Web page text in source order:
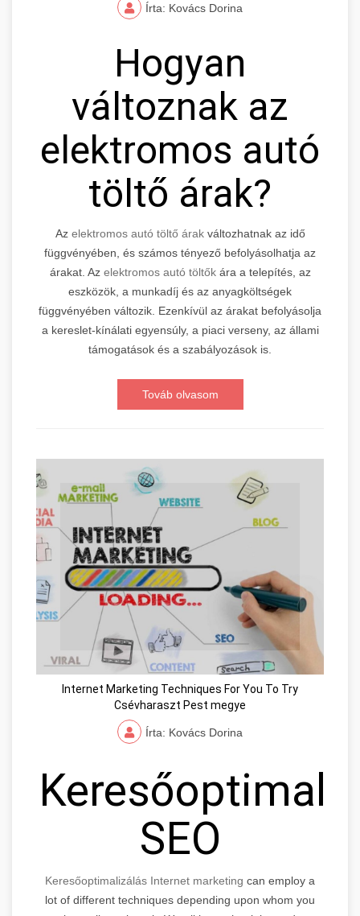
Írta: Kovács Dorina
Hogyan
változnak az
elektromos autó
töltő árak?
Az elektromos autó töltő árakváltozhatnak az idő
függvényében, és számos tényező befolyásolhatja az
árakat. Az elektromos autó töltőkára a telepítés, az
eszközök, a munkadíj és az anyagköltségek
függvényében változik. Ezenkívül az árakat befolyásolja
a kereslet-kínálati egyensúly, a piaci verseny, az állami
támogatások és a szabályozások is.
Továb olvasom
Internet Marketing Techniques For You To Try
Csévharaszt Pest megye
Írta: Kovács Dorina
SEO
Keresőoptimalizálás Internet marketing can employ a
lot of different techniques depending upon whom you